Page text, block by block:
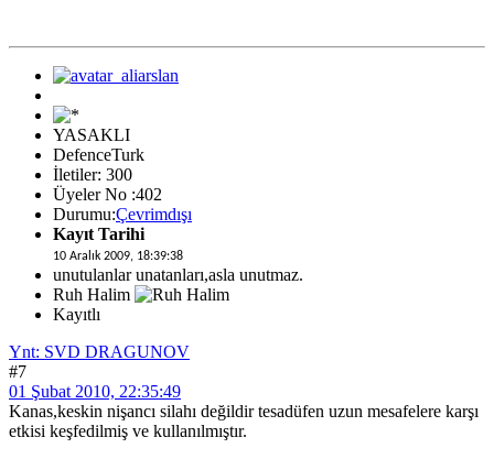
YASAKLI
DefenceTurk
İletiler: 300
Üyeler No :402
Durumu:Çevrimdışı
Kayıt Tarihi
10 Aralık 2009, 18:39:38
unutulanlar unatanları,asla unutmaz.
Ruh Halim
Kayıtlı
Ynt: SVD DRAGUNOV
#7
01 Şubat 2010, 22:35:49
Kanas,keskin nişancı silahı değildir tesadüfen uzun mesafelere karşı
etkisi keşfedilmiş ve kullanılmıştır.